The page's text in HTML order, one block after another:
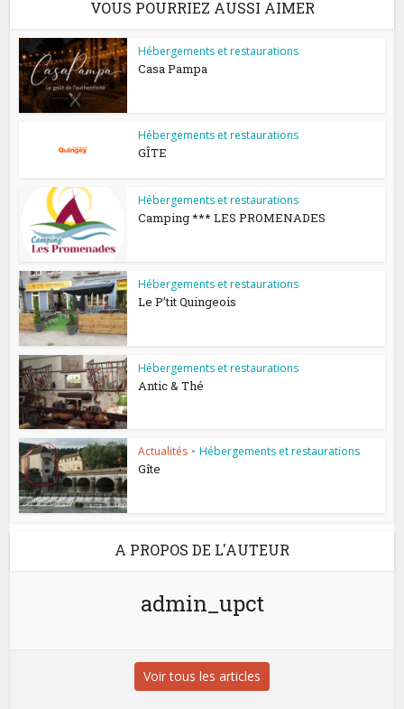
VOUS POURRIEZ AUSSI AIMER
Hébergements et restaurations
Casa Pampa
Hébergements et restaurations
GÎTE
Hébergements et restaurations
Camping *** LES PROMENADES
Hébergements et restaurations
Le P’tit Quingeois
Hébergements et restaurations
Antic & Thé
Actualités • Hébergements et restaurations
Gîte
A PROPOS DE L'AUTEUR
admin_upct
Voir tous les articles